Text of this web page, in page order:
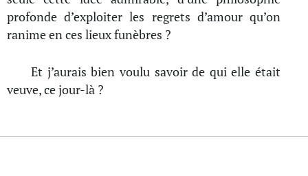
profonde d’exploiter les regrets d’amour qu’on
ranime en ces lieux funèbres ?
Et j’aurais bien voulu savoir de qui elle était
veuve, ce jour-là ?